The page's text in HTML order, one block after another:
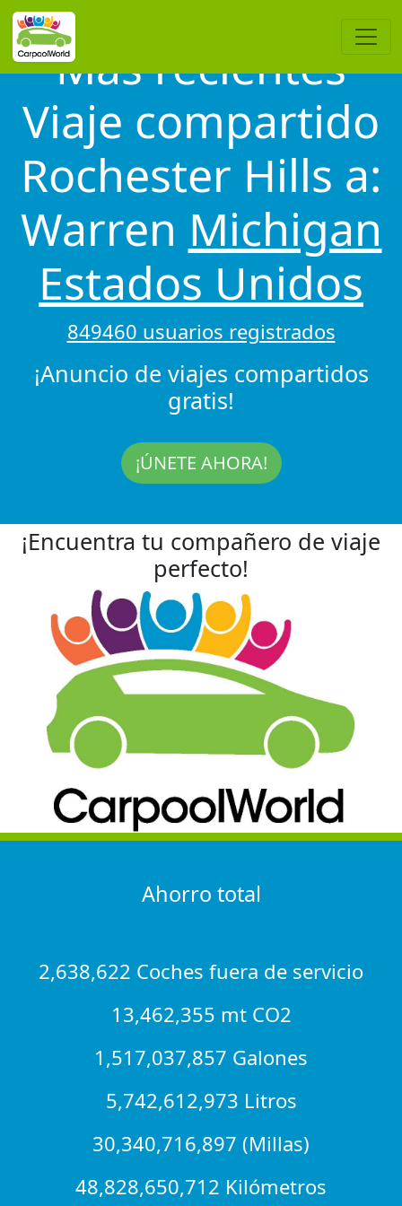
Más recientes
Viaje compartido
Rochester Hills a:
Warren Michigan
Estados Unidos
849460 usuarios registrados
¡Anuncio de viajes compartidos
gratis!
¡ÚNETE AHORA!
¡Encuentra tu compañero de viaje
perfecto!
Ahorro total
2,638,622 Coches fuera de servicio
13,462,355 mt CO2
1,517,037,857 Galones
5,742,612,973 Litros
30,340,716,897 (Millas)
48,828,650,712 Kilómetros